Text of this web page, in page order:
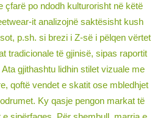
çfarë po ndodh kulturorisht në këtë
it analizojnë saktësisht kush
p.sh. si brezi i Z-së i pëlqen vërtet
tradicionale të gjinisë, sipas raportit
gjithashtu lidhin stilet vizuale me
qoftë vendet e skatit ose mbledhjet
Ky qasje pengon markat të